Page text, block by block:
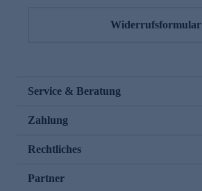
Widerrufsformular
Service & Beratung
Zahlung
Rechtliches
Partner